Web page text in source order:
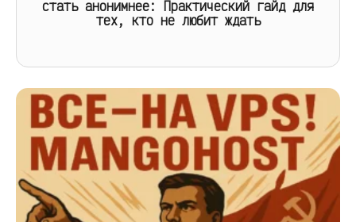
стать анонимнее: Практический гайд для
тех, кто не любит ждать